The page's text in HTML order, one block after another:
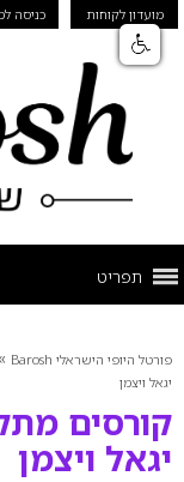
מועדון לקוחות כניסה
תפריט
פורטל היופי הישראלי Barosh »
יגאל ויצמן
קורסים
יגאל ויצמן